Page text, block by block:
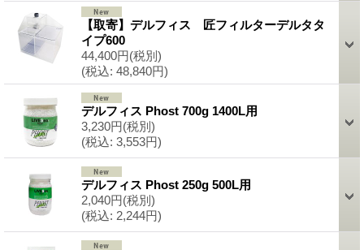
【取寄】デルフィス 匠フィルターデルタタ
イプ600
44,400円(税別)
(税込: 48,840円)
デルフィス Phost 700g 1400L用
3,230円(税別)
(税込: 3,553円)
デルフィス Phost 250g 500L用
2,040円(税別)
(税込: 2,244円)